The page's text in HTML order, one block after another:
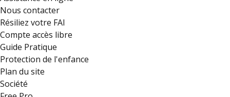
Nous contacter
Résiliez votre FAI
Compte accès libre
Guide Pratique
Protection de l'enfance
Plan du site
Société